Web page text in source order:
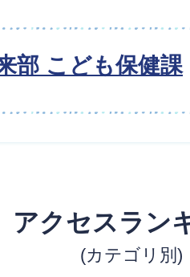
部 こども保健課
アクセスラン
(カテゴリ別)